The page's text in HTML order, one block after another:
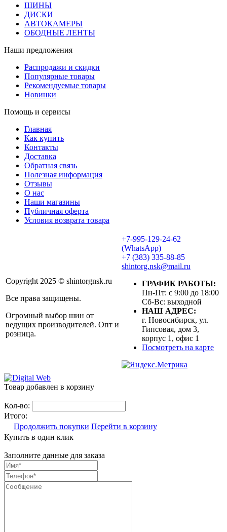
ШИНЫ
ДИСКИ
АВТОКАМЕРЫ
ОБОДНЫЕ ЛЕНТЫ
Наши предложения
Распродажи и скидки
Популярные товары
Рекомендуемые товары
Новинки
Помощь и сервисы
Главная
Как купить
Контакты
Доставка
Обратная связь
Полезная информация
Отзывы
О нас
Наши магазины
Публичная оферта
Условия возврата товара
Copyright 2025 © shintorgnsk.ru
Все права защищены.
Огромный выбор шин от
ведущих производителей. Опт и
розница.
+7-995-129-24-62
(WhatsApp)
+7 (383) 335-88-85
shintorg.nsk@mail.ru
ГРАФИК РАБОТЫ:
Пн-Пт: с 9:00 до 18:00
Сб-Вс: выходной
НАШ АДРЕС:
г. Новосибирск, ул.
Гипсовая, дом 3,
корпус 1, офис 1
Посмотреть на карте
Товар добавлен в корзину
Кол-во:
Итого:
Продолжить покупки Перейти в корзину
Купить в один клик
Заполните данные для заказа